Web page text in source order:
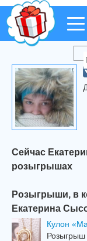
Сейчас
розыгрышах
Розыгрыши, в
Екатерина
Кулон
Розыгрыш